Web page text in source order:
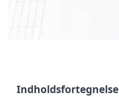
Indholdsfortegnelse